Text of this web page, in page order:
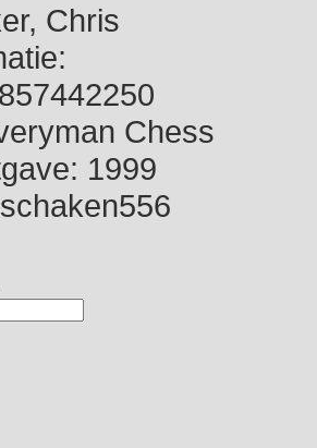
Chris
Chess
1999
schaken556